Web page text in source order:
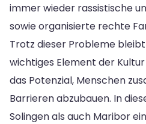
immer wieder rassistische
sowie organisierte rechte
Trotz dieser Probleme
wichtiges Element der
das Potenzial, Menschen
Barrieren abzubauen. In
Solingen als auch Maribor